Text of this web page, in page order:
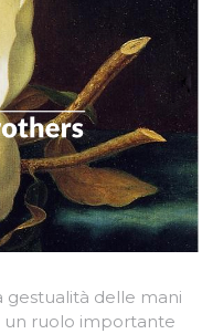
gestualità delle mani
un ruolo importante